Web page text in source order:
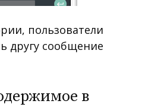
пользователи
другу сообщение
в